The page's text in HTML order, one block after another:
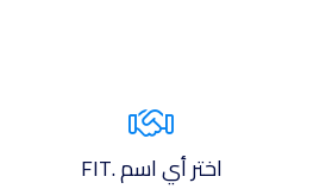
اختر أي اسم .FIT